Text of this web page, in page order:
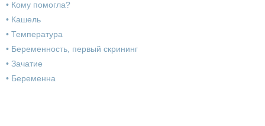
• Кому помогла?
• Кашель
• Температура
• Беременность, первый скрининг
• Зачатие
• Беременна